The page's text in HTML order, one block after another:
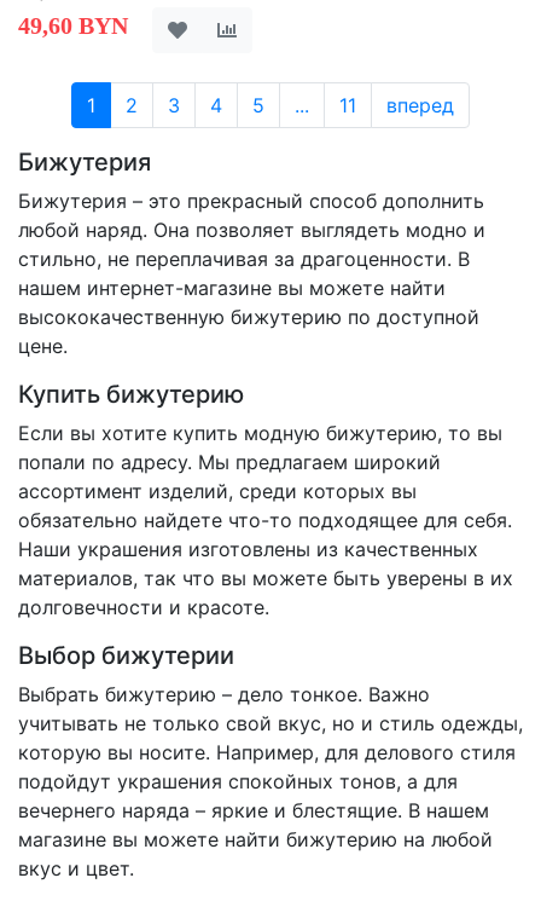
49,60 BYN
1 2 3 4 5 ... 11 вперед
Бижутерия
Бижутерия – это прекрасный способ дополнить
любой наряд. Она позволяет выглядеть модно и
стильно, не переплачивая за драгоценности. В
нашем интернет-магазине вы можете найти
высококачественную бижутерию по доступной
цене.
Купить бижутерию
Если вы хотите купить модную бижутерию, то вы
попали по адресу. Мы предлагаем широкий
ассортимент изделий, среди которых вы
обязательно найдете что-то подходящее для себя.
Наши украшения изготовлены из качественных
материалов, так что вы можете быть уверены в их
долговечности и красоте.
Выбор бижутерии
Выбрать бижутерию – дело тонкое. Важно
учитывать не только свой вкус, но и стиль одежды,
которую вы носите. Например, для делового стиля
подойдут украшения спокойных тонов, а для
вечернего наряда – яркие и блестящие. В нашем
магазине вы можете найти бижутерию на любой
вкус и цвет.